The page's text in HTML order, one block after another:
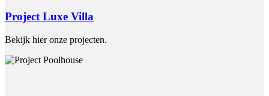
Project Luxe Villa
Bekijk hier onze projecten.